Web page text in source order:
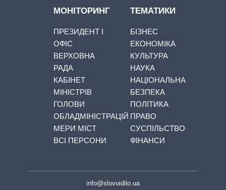
МОНІТОРИНГ
ПРЕЗИДЕНТ І
ОФІС
ВЕРХОВНА
РАДА
КАБІНЕТ
МІНІСТРІВ
ГОЛОВИ
ОБЛАДМІНІСТРАЦІЙ
МЕРИ МІСТ
ВСІ ПЕРСОНИ
ТЕМАТИКИ
БІЗНЕС
ЕКОНОМІКА
КУЛЬТУРА
НАУКА
НАЦІОНАЛЬНА
БЕЗПЕКА
ПОЛІТИКА
ПРАВО
СУСПІЛЬСТВО
ФІНАНСИ
info@slovoidilo.ua